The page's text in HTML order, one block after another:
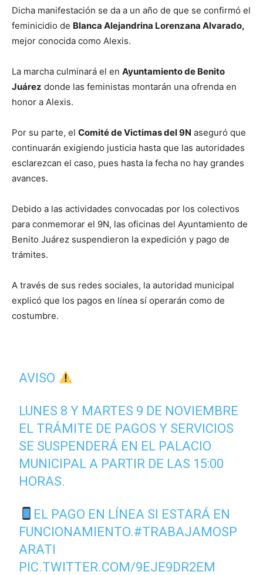
Dicha manifestación se da a un año de que se confirmó el
feminicidio de Blanca Alejandrina Lorenzana Alvarado,
mejor conocida como Alexis.
La marcha culminará el en Ayuntamiento de Benito
Juárez donde las feministas montarán una ofrenda en
honor a Alexis.
Por su parte, el Comité de Victimas del 9N aseguró que
continuarán exigiendo justicia hasta que las autoridades
esclarezcan el caso, pues hasta la fecha no hay grandes
avances.
Debido a las actividades convocadas por los colectivos
para conmemorar el 9N, las oficinas del Ayuntamiento de
Benito Juárez suspendieron la expedición y pago de
trámites.
A través de sus redes sociales, la autoridad municipal
explicó que los pagos en línea sí operarán como de
costumbre.
AVISO
LUNES 8 Y MARTES 9 DE NOVIEMBRE
EL TRÁMITE DE PAGOS Y SERVICIOS
SE SUSPENDERÁ EN EL PALACIO
MUNICIPAL A PARTIR DE LAS 15:00
HORAS.
EL PAGO EN LÍNEA SI ESTARÁ EN
FUNCIONAMIENTO.#TRABAJAMOSP
ARATI
PIC.TWITTER.COM/9EJE9DR2EM